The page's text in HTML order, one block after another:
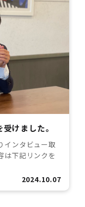
けました。
インタビュー取
は下記リンクを
2024.10.07